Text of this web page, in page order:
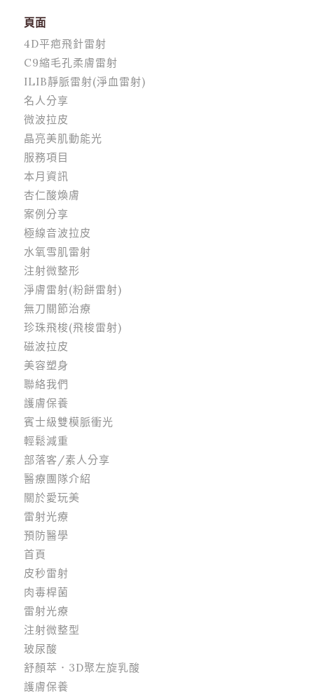
頁面
4D平疤飛針雷射
C9縮毛孔柔膚雷射
ILIB靜脈雷射(淨血雷射)
名人分享
微波拉皮
晶亮美肌動能光
服務項目
本月資訊
杏仁酸煥膚
案例分享
極線音波拉皮
水氧雪肌雷射
注射微整形
淨膚雷射(粉餅雷射)
無刀關節治療
珍珠飛梭(飛梭雷射)
磁波拉皮
美容塑身
聯絡我們
護膚保養
賓士級雙模脈衝光
輕鬆減重
部落客/素人分享
醫療團隊介紹
關於愛玩美
雷射光療
預防醫學
首頁
皮秒雷射
肉毒桿菌
雷射光療
注射微整型
玻尿酸
舒顏萃．3D聚左旋乳酸
護膚保養